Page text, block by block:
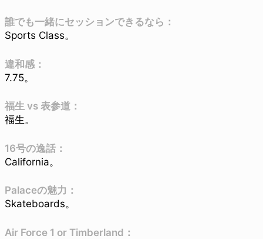
誰でも一緒にセッションできるなら：
Sports Class。
違和感：
7.75。
福生 vs 表参道：
福生。
16号の逸話：
California。
Palaceの魅力：
Skateboards。
Air Force 1 or Timberland：